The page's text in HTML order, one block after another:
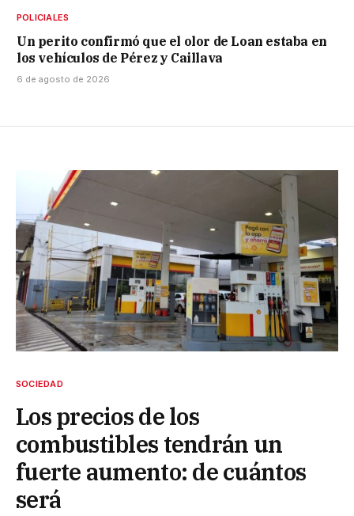
POLICIALES
Un perito confirmó que el olor de Loan estaba en
los vehículos de Pérez y Caillava
6 de agosto de 2026
SOCIEDAD
Los precios de los
combustibles tendrán un
fuerte aumento: de cuántos
será